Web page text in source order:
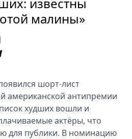
малины»
шорт-лист
американской антипремии
худших вошли и
актёры, что
для публики. В номинацию